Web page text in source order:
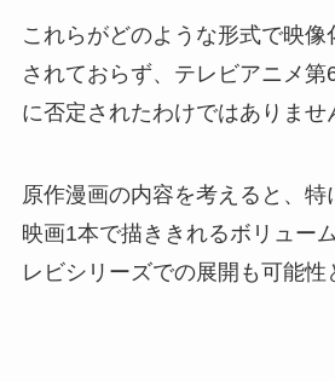
これらがどのような形式で映像
されておらず、テレビアニメ第
に否定されたわけではありませ
原作漫画の内容を考えると、
映画1本で描ききれるボリュー
レビシリーズでの展開も可能性